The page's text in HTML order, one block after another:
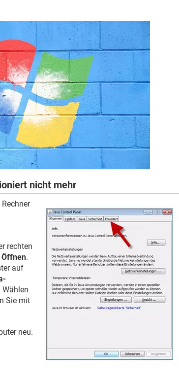
nicht mehr
rechten
Öffnen.
auf
Wählen
Sie mit
neu.